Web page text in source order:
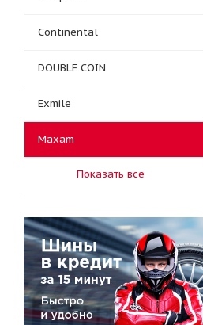
Continental
DOUBLE COIN
Exmile
Maxam
Показать все